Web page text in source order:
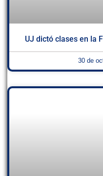
UJ dictó clases en la
30 de